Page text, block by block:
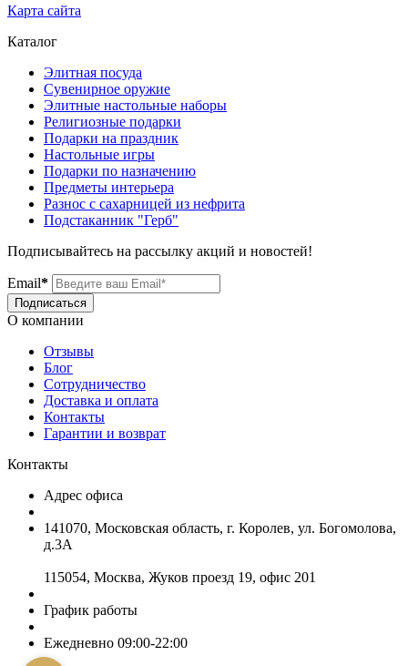
Карта сайта
Каталог
Элитная посуда
Сувенирное оружие
Элитные настольные наборы
Религиозные подарки
Подарки на праздник
Настольные игры
Подарки по назначению
Предметы интерьера
Разнос с сахарницей из нефрита
Подстаканник "Герб"
Подписывайтесь на рассылку акций и новостей!
Email*
Подписаться
О компании
Отзывы
Блог
Сотрудничество
Доставка и оплата
Контакты
Гарантии и возврат
Контакты
Адрес офиса
141070, Московская область, г. Королев, ул. Богомолова,
д.3А
115054, Москва, Жуков проезд 19, офис 201
График работы
Ежедневно 09:00-22:00